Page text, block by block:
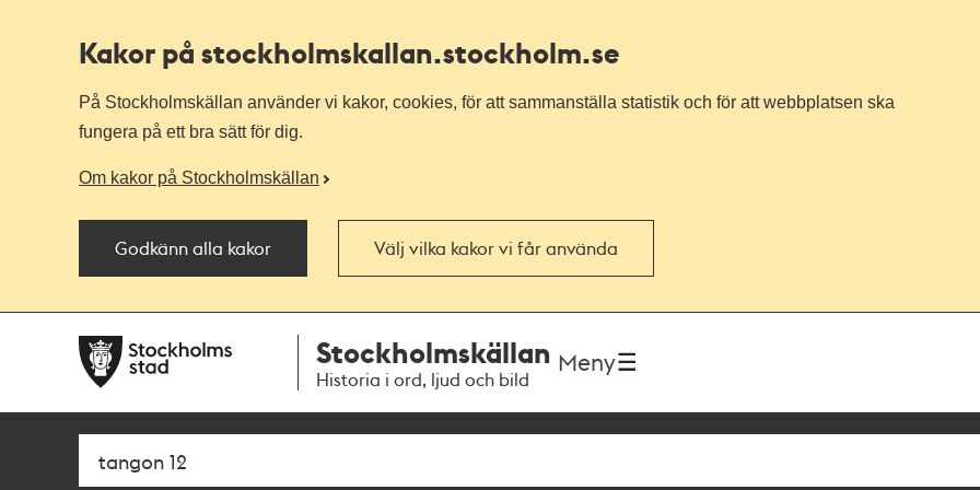
Kakor på stockholmskallan.stockholm.se
På Stockholmskällan använder vi kakor, cookies, för att sammanställa statistik och för att webbplatsen ska
fungera på ett bra sätt för dig.
Om kakor på Stockholmskällan
Godkänn alla kakor Välj vilka kakor vi får använda
navigationen
huvudinnehållet
Stockholmskällan
Historia i ord, ljud och bild
Meny
Sök